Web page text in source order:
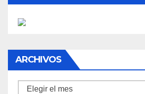
ARCHIVOS
Archivos